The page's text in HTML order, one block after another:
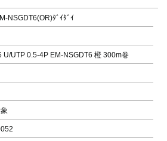
NSGDT6(OR)ﾀﾞｲﾀﾞｲ
U/UTP 0.5-4P EM-NSGDT6 橙 300m巻